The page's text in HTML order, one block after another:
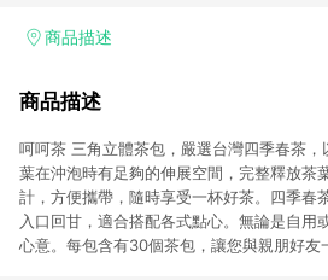
加入WOW會員告別湊免運，火箭速配、火
商品描述
商品描述
呵呵茶 三角立體茶包，嚴選台灣四季春茶
葉在沖泡時有足夠的伸展空間，完整釋放茶
計，方便攜帶，隨時享受一杯好茶。四季春
入口回甘，適合搭配各式點心。無論是自用
心意。每包含有30個茶包，讓您與親朋好友